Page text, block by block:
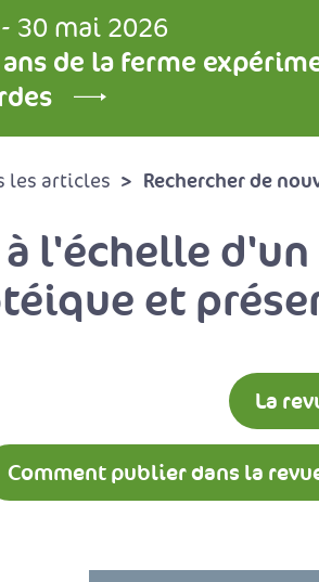
30 mai 2026
de la ferme
les articles Rechercher de
l'échelle d'un
et
La
Comment publier dans la